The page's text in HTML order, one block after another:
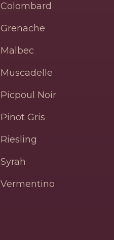
Colombard
Grenache
Malbec
Muscadelle
Picpoul Noir
Pinot Gris
Riesling
Syrah
Vermentino